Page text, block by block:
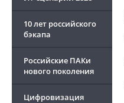
10 лет российского
бэкапа
Российские ПАКи
нового поколения
Цифровизация